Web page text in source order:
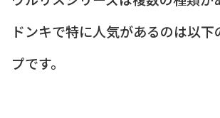
ドンキで特に人気があるのは以下
プです。